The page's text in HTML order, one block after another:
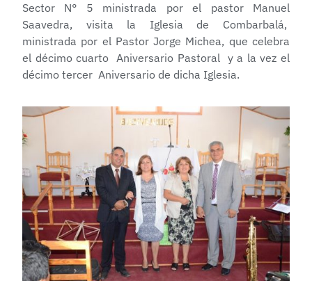
Sector N° 5 ministrada por el pastor Manuel
Saavedra, visita la Iglesia de Combarbalá,
ministrada por el Pastor Jorge Michea, que celebra
el décimo cuarto Aniversario Pastoral y a la vez el
décimo tercer Aniversario de dicha Iglesia.